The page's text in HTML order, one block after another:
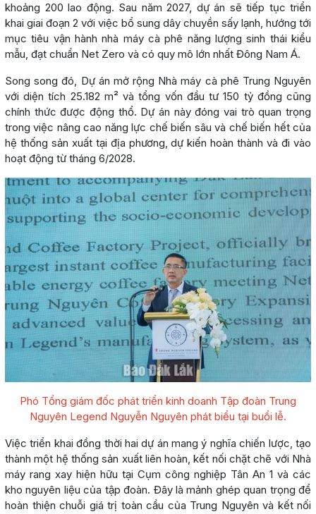
khoảng 200 lao động. Sau năm 2027, dự án sẽ tiếp tục triển
khai giai đoạn 2 với việc bổ sung dây chuyền sấy lạnh, hướng tới
mục tiêu vận hành nhà máy cà phê năng lượng sinh thái kiểu
mẫu, đạt chuẩn Net Zero và có quy mô lớn nhất Đông Nam Á.
Song song đó, Dự án mở rộng Nhà máy cà phê Trung Nguyên
với diện tích 25.182 m² và tổng vốn đầu tư 150 tỷ đồng cũng
chính thức được động thổ. Dự án này đóng vai trò quan trọng
trong việc nâng cao năng lực chế biến sâu và chế biến hết của
hệ thống sản xuất tại địa phương, dự kiến hoàn thành và đi vào
hoạt động từ tháng 6/2028.
Phó Tổng giám đốc phát triển kinh doanh Tập đoàn Trung
Nguyên Legend Nguyễn Nguyên phát biểu tại buổi lễ.
Việc triển khai đồng thời hai dự án mang ý nghĩa chiến lược, tạo
thành một hệ thống sản xuất liên hoàn, kết nối chặt chẽ với Nhà
máy rang xay hiện hữu tại Cụm công nghiệp Tân An 1 và các
kho nguyên liệu của tập đoàn. Đây là mảnh ghép quan trọng để
hoàn thiện chuỗi giá trị toàn cầu của Trung Nguyên và kết nối